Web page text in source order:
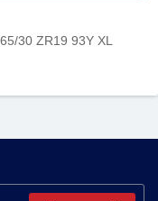
30 ZR19 93Y XL